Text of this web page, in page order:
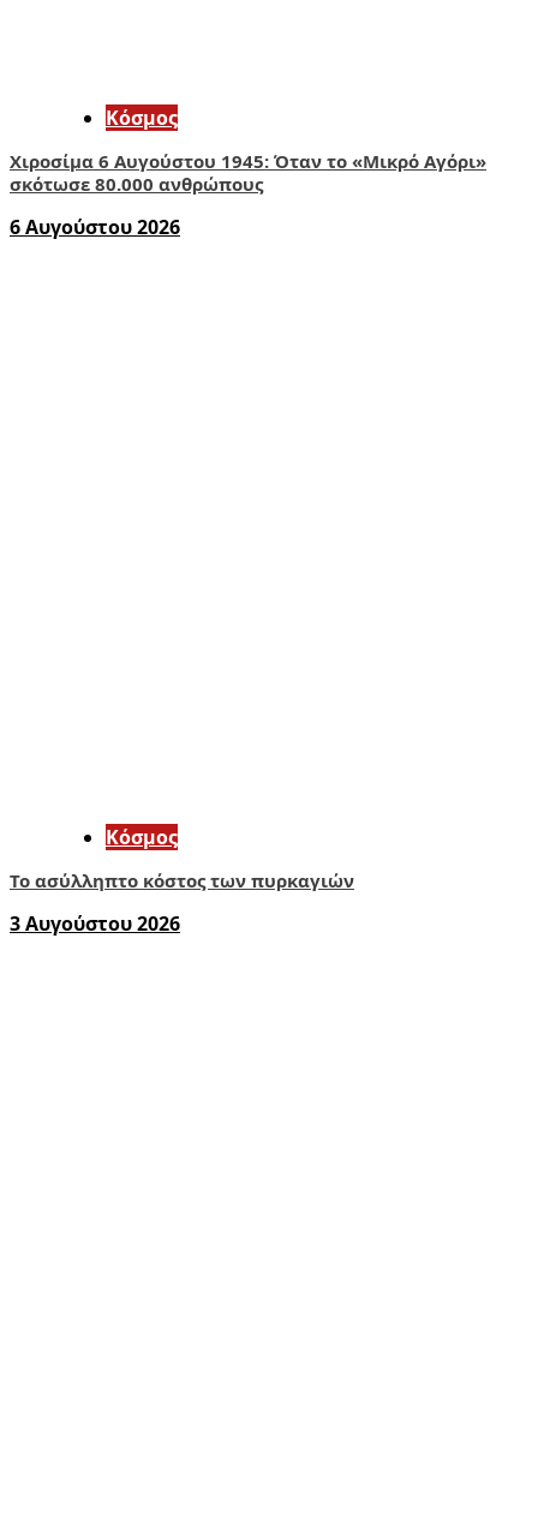
Κόσμος
Χιροσίμα 6 Αυγούστου 1945: Όταν το «Μικρό Αγόρι»
σκότωσε 80.000 ανθρώπους
6 Αυγούστου 2026
Κόσμος
Το ασύλληπτο κόστος των πυρκαγιών
3 Αυγούστου 2026